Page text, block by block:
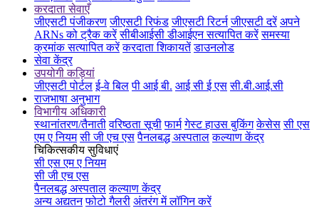
करदाता सेवाएँ
जीएसटी पंजीकरण जीएसटी रिफंड जीएसटी रिटर्न जीएसटी दरें अपने
ARNs को ट्रैक करें सीबीआईसी डीआईएन सत्यापित करें समस्या
क्रमांक सत्यापित करें करदाता शिकायतें डाउनलोड
सेवा केंद्र
उपयोगी कड़ियां
जीएसटी पोर्टल ई-वे बिल पी आई बी. आई सी ई एस सी.बी.आई.सी
राजभाषा अनुभाग
विभागीय अधिकारी
स्थानांतरण/तैनाती वरिष्ठता सूची फार्म गेस्ट हाउस बुकिंग केसेस सी एस
एम ए नियम सी जी एच एस पैनलबद्ध अस्पताल कल्याण केंद्र
चिकित्सकीय सुविधाएं
सी एस एम ए नियम
सी जी एच एस
पैनलबद्ध अस्पताल कल्याण केंद्र
अन्य अद्यतन फोटो गैलरी अंतरंग में लॉगिन करें